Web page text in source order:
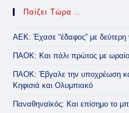
Παίζει Τώρα ..
ΑΕΚ: Έχασε “έδαφος” με δεύτερη
ΠΑΟΚ: Και πάλι πρώτος με
ΠΑΟΚ: Έβγαλε την υποχρέωση
Κηφισιά και Ολυμπιακό
Παναθηναϊκός: Και επίσημο το